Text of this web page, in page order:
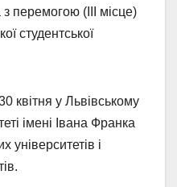
(ІІІ місце)
студентської
квітня у Львівському
імені Івана Франка
університетів і